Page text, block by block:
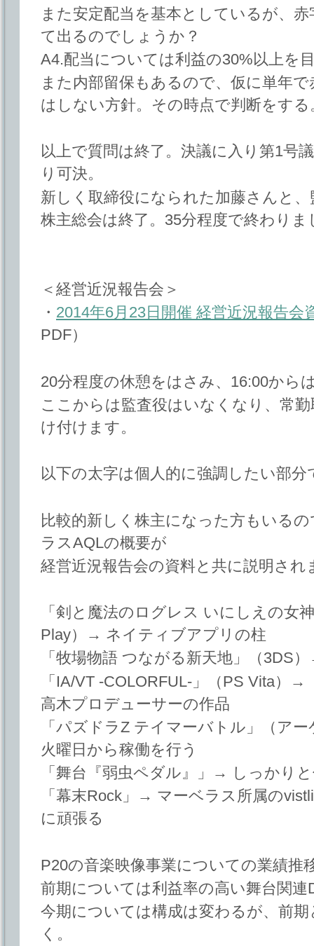
また安定配当を基本としているが、
て出るのでしょうか？
A4.配当については利益の30%以上を
また内部留保もあるので、仮に単年
はしない方針。その時点で判断をする
以上で質問は終了。決議に入り第1号
り可決。
新しく取締役になられた加藤さんと
株主総会は終了。35分程度で終わりま
＜経営近況報告会＞
・ 2014年6月23日開催 経営近況報告会
PDF）
20分程度の休憩をはさみ、16:00から
ここからは監査役はいなくなり、常
け付けます。
以下の太字は個人的に強調したい部分
比較的新しく株主になった方もいる
ラスAQLの概要が
経営近況報告会の資料と共に説明され
「剣と魔法のログレス いにしえの女
Play）→ ネイティブアプリの柱
「牧場物語 つながる新天地」（3DS
「IA/VT -COLORFUL-」（PS Vita）
高木プロデューサーの作品
「パズドラZ テイマーバトル」（ア
火曜日から稼働を行う
「舞台『弱虫ペダル』」→ しっかり
「幕末Rock」→ マーベラス所属の
に頑張る
P20の音楽映像事業についての業績推
前期については利益率の高い舞台関
今期については構成は変わるが、前
く。